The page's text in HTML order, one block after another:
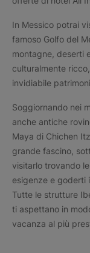
In Messico potrai
famoso Golfo del
montagne, deserti
culturalmente
invidiabile
Soggiornando nei
anche antiche
Maya di Chichen
grande fascino,
visitarlo trovando
esigenze e goderti
Tutte le strutture
ti aspettano in
vacanza al più